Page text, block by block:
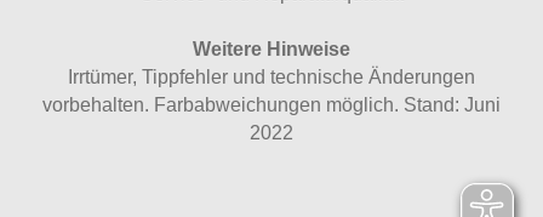
Weitere Hinweise
Irrtümer, Tippfehler und technische Änderungen
vorbehalten. Farbabweichungen möglich. Stand: Juni
2022